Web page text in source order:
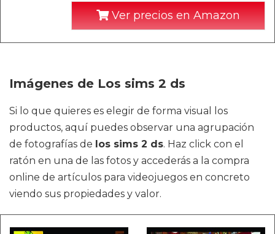
Ver precios en Amazon
Imágenes de Los sims 2 ds
Si lo que quieres es elegir de forma visual los
productos, aquí puedes observar una agrupación
de fotografías de los sims 2 ds. Haz click con el
ratón en una de las fotos y accederás a la compra
online de artículos para videojuegos en concreto
viendo sus propiedades y valor.